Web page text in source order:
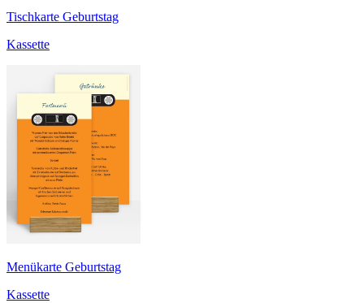
Tischkarte Geburtstag
Kassette
Menükarte Geburtstag
Kassette